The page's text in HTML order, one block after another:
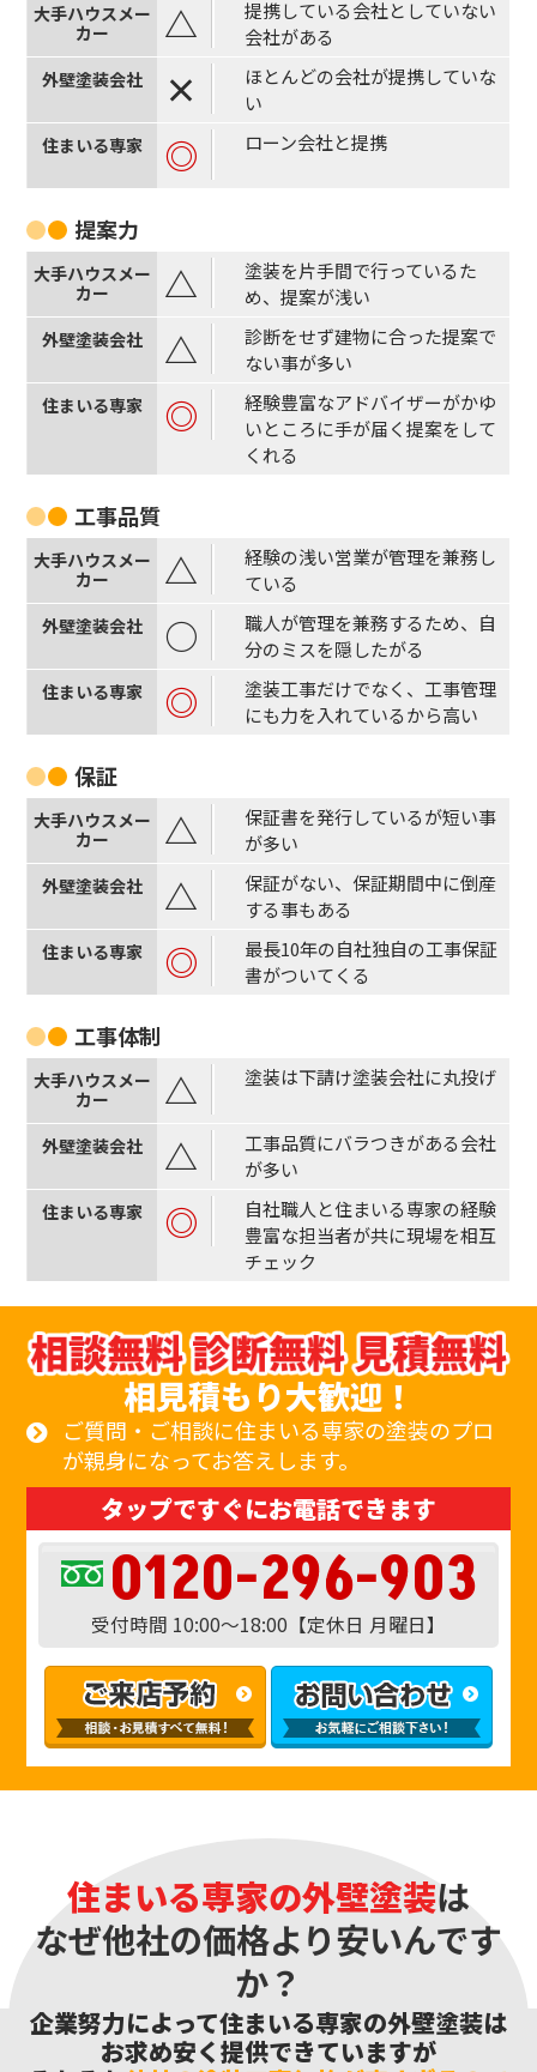
△
提携している会社としていない
会社がある
×
ほとんどの会社が提携していな
い
◎ ローン会社と提携
提案力
△
塗装を片手間で行っているた
め、提案が浅い
△
診断をせず建物に合った提案で
ない事が多い
◎
経験豊富なアドバイザーがかゆ
いところに手が届く提案をして
くれる
工事品質
△
経験の浅い営業が管理を兼務し
ている
○
職人が管理を兼務するため、自
分のミスを隠したがる
◎
塗装工事だけでなく、工事管理
にも力を入れているから高い
保証
△
保証書を発行しているが短い事
が多い
△
保証がない、保証期間中に倒産
する事もある
◎
最長10年の自社独自の工事保証
書がついてくる
工事体制
△ 塗装は下請け塗装会社に丸投げ
△
工事品質にバラつきがある会社
が多い
◎
自社職人と住まいる専家の経験
豊富な担当者が共に現場を相互
チェック
相見積もり大歓迎！
ご質問・ご相談に住まいる専家の塗装のプロ
が親身になってお答えします。
タップですぐにお電話できます
0120-296-903
受付時間 10:00〜18:00【定休日 月曜日】
住まいる専家の外壁塗装は
なぜ他社の価格より安いんです
か？
企業努力によって住まいる専家の外壁塗装は
お求め安く提供できていますが